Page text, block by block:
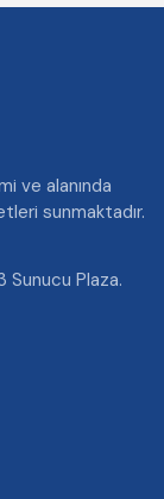
ve alanında
sunmaktadır.
Sunucu Plaza.